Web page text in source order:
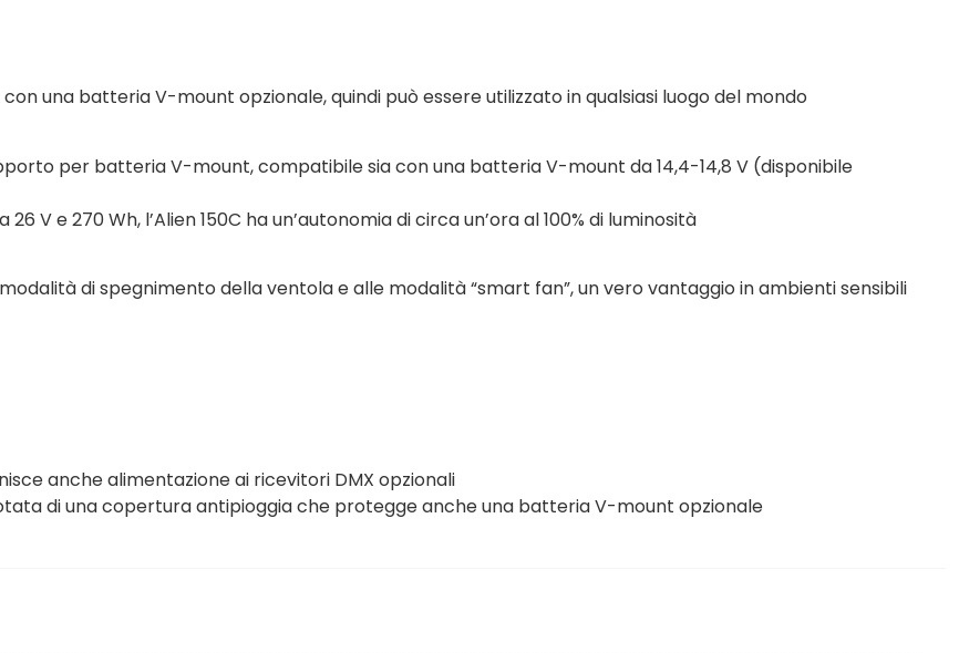
una batteria V-mount opzionale, quindi può essere utilizzato in qualsiasi luogo del mondo
per batteria V-mount, compatibile sia con una batteria V-mount da 14,4-14,8 V (disponibile
V e 270 Wh, l’Alien 150C ha un’autonomia di circa un’ora al 100% di luminosità
di spegnimento della ventola e alle modalità “smart fan”, un vero vantaggio in ambienti sensibili
anche alimentazione ai ricevitori DMX opzionali
di una copertura antipioggia che protegge anche una batteria V-mount opzionale